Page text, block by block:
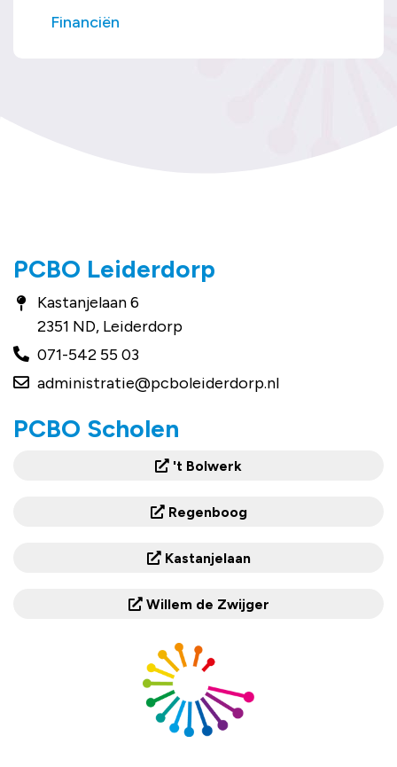
Financiën
PCBO Leiderdorp
Kastanjelaan 6
2351 ND, Leiderdorp
071-542 55 03
administratie@pcboleiderdorp.nl
PCBO Scholen
't Bolwerk
Regenboog
Kastanjelaan
Willem de Zwijger